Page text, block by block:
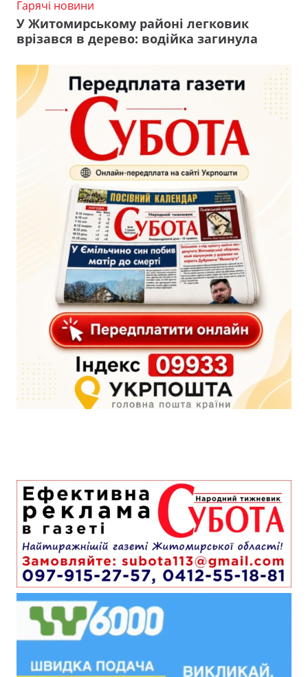
Гарячі новини
У Житомирському районі легковик
врізався в дерево: водійка загинула